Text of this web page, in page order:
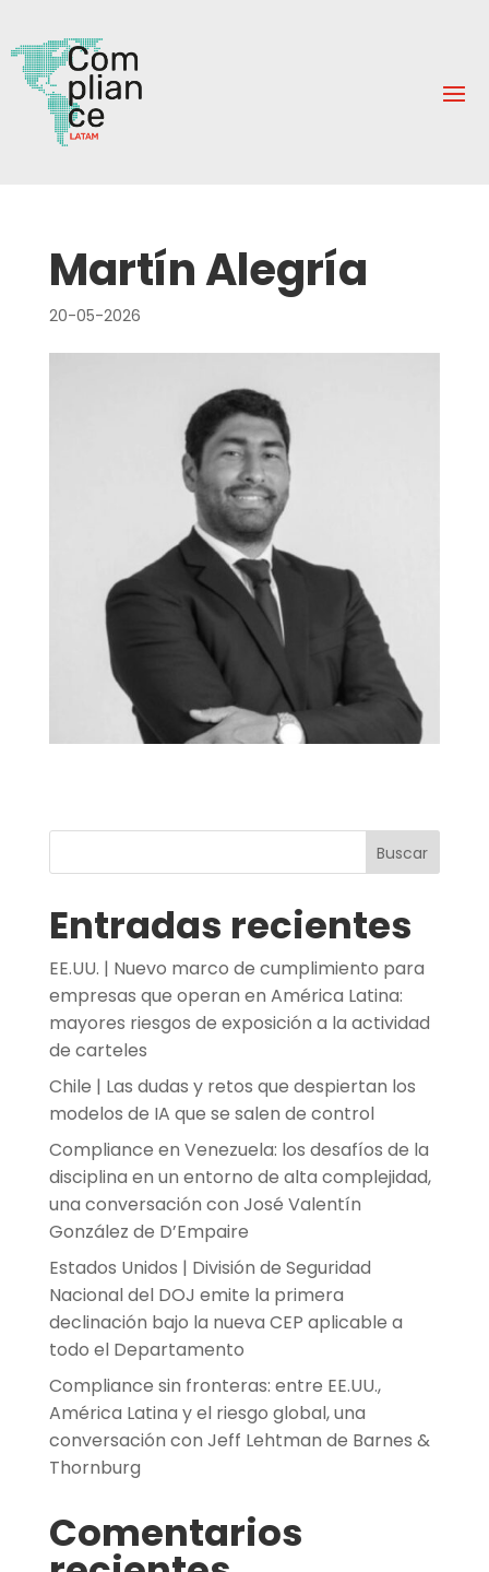
Martín Alegría
20-05-2026
Buscar
Entradas recientes
EE.UU. | Nuevo marco de cumplimiento para
empresas que operan en América Latina:
mayores riesgos de exposición a la actividad
de carteles
Chile | Las dudas y retos que despiertan los
modelos de IA que se salen de control
Compliance en Venezuela: los desafíos de la
disciplina en un entorno de alta complejidad,
una conversación con José Valentín
González de D’Empaire
Estados Unidos | División de Seguridad
Nacional del DOJ emite la primera
declinación bajo la nueva CEP aplicable a
todo el Departamento
Compliance sin fronteras: entre EE.UU.,
América Latina y el riesgo global, una
conversación con Jeff Lehtman de Barnes &
Thornburg
Comentarios